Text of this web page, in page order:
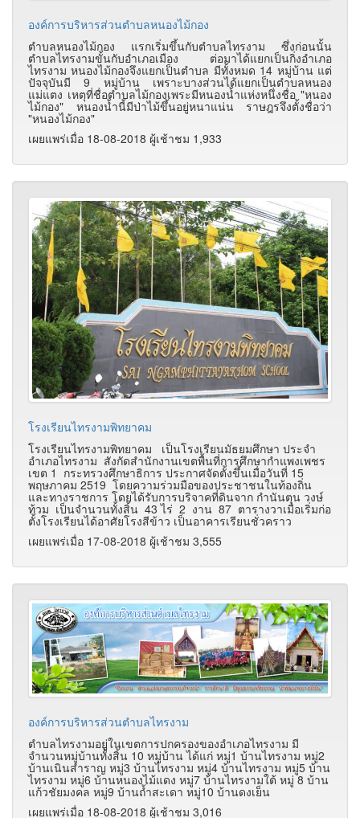
องค์การบริหารส่วนตำบลหนองไม้กอง
ตำบลหนองไม้กอง แรกเริ่มขึ้นกับตำบลไทรงาม ซึ่งก่อนนั้น
ตำบลไทรงามขั้นกับอำเภอเมือง ต่อมาได้แยกเป็นกิ่งอำเภอ
ไทรงาม หนองไม้กองจึงแยกเป็นตำบล มีทั้งหมด 14 หมู่บ้าน แต่
ปัจจุบันมี 9 หมู่บ้าน เพราะบางส่วนได้แยกเป็นตำบลหนอง
แม่แตง เหตุที่ชื่อตำบลไม้กองเพระมีหนองน้ำแห่งหนึ่งชื่อ "หนอง
ไม้กอง" หนองน้ำนี้มีป่าไม้ขึ้นอยู่หนาแน่น ราษฎรจึงตั้งชื่อว่า
"หนองไม้กอง"
เผยแพร่เมื่อ 18-08-2018 ผู้เช้าชม 1,933
โรงเรียนไทรงามพิทยาคม
โรงเรียนไทรงามพิทยาคม เป็นโรงเรียนมัธยมศึกษา ประจำ
อำเภอไทรงาม สังกัดสำนักงานเขตพื้นที่การศึกษากำแพงเพชร
เขต 1 กระทรวงศึกษาธิการ ประกาศจัดตั้งขึ้นเมื่อวันที่ 15
พฤษภาคม 2519 โดยความร่วมมือของประชาชนในท้องถิ่น
และทางราชการ โดยได้รับการบริจาคที่ดินจาก กำนันตุน วงษ์
ท้วม เป็นจำนวนทั้งสิ้น 43 ไร่ 2 งาน 87 ตารางวาเมื่อเริ่มก่อ
ตั้งโรงเรียนได้อาศัยโรงสีข้าว เป็นอาคารเรียนชั่วคราว
เผยแพร่เมื่อ 17-08-2018 ผู้เช้าชม 3,555
องค์การบริหารส่วนตำบลไทรงาม
ตำบลไทรงามอยู่ในเขตการปกครองของอำเภอไทรงาม มี
จำนวนหมู่บ้านทั้งสิ้น 10 หมู่บ้าน ได้แก่ หมู่1 บ้านไทรงาม หมู่2
บ้านเนินสำราญ หมู่3 บ้านไทรงาม หมู่4 บ้านไทรงาม หมู่5 บ้าน
ไทรงาม หมู่6 บ้านหนองไม้แดง หมู่7 บ้านไทรงามใต้ หมู่ 8 บ้าน
แก้วชัยมงคล หมู่9 บ้านถ้ำสะเดา หมู่10 บ้านดงเย็น
เผยแพร่เมื่อ 18-08-2018 ผู้เช้าชม 3,016